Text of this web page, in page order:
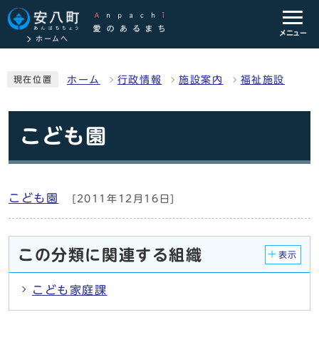
ホームへ
メニュー
現在位置 ホーム 行政情報 施設案内 福祉施設
こども園
こども園 [2011年12月16日]
この分類に関連する組織 表示
こども家庭課